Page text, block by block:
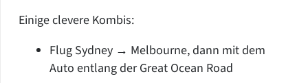
Einige clevere Kombis:
Flug Sydney → Melbourne, dann mit dem
Auto entlang der Great Ocean Road